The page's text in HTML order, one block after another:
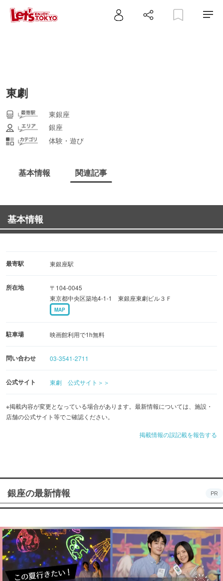
東劇
東銀座
銀座
体験・遊び
基本情報 関連記事
基本情報
最寄駅 東銀座駅
所在地
〒104-0045
東京都中央区築地4-1-1 東銀座東劇ビル３Ｆ
MAP
駐車場 映画館利用で1h無料
問い合わせ 03-3541-2711
公式サイト 東劇 公式サイト＞＞
※掲載内容が変更となっている場合があります。最新情報については、施設・
店舗の公式サイト等でご確認ください。
掲載情報の誤記載を報告する
銀座の最新情報 PR